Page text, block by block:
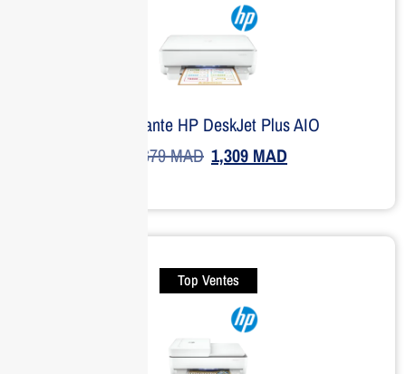
Imprimante HP DeskJet Plus AIO
1,679MAD 1,309 MAD
Top Ventes